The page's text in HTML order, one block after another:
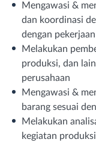
Mengawasi &
dan koordinasi
dengan pekerjaan
Melakukan
produksi, dan
perusahaan
Mengawasi &
barang sesuai
Melakukan
kegiatan produksi